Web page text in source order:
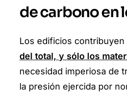
de carbono en
Los edificios
del total, y sólo los
necesidad imperiosa de
la presión ejercida por